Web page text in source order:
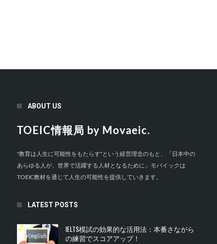
ABOUT US
TOEIC情報局 by Movaeic.
"教育は人生に可能性をもたらす"という経営理念のもと、「日本中の
あらゆる人が、世界で活躍する人材となるために」モバイックは
TOEIC教材を通じて人生の可能性を提供していきます。
LATEST POSTS
IELTS模試の効果的な活用法：本番さながら
の練習でスコアアップ！